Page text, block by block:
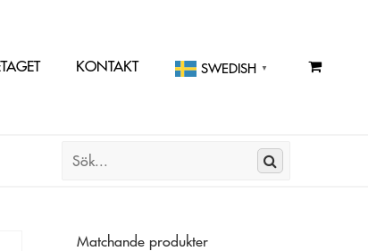
KONTAKT SWEDISH ▼
Matchande produkter